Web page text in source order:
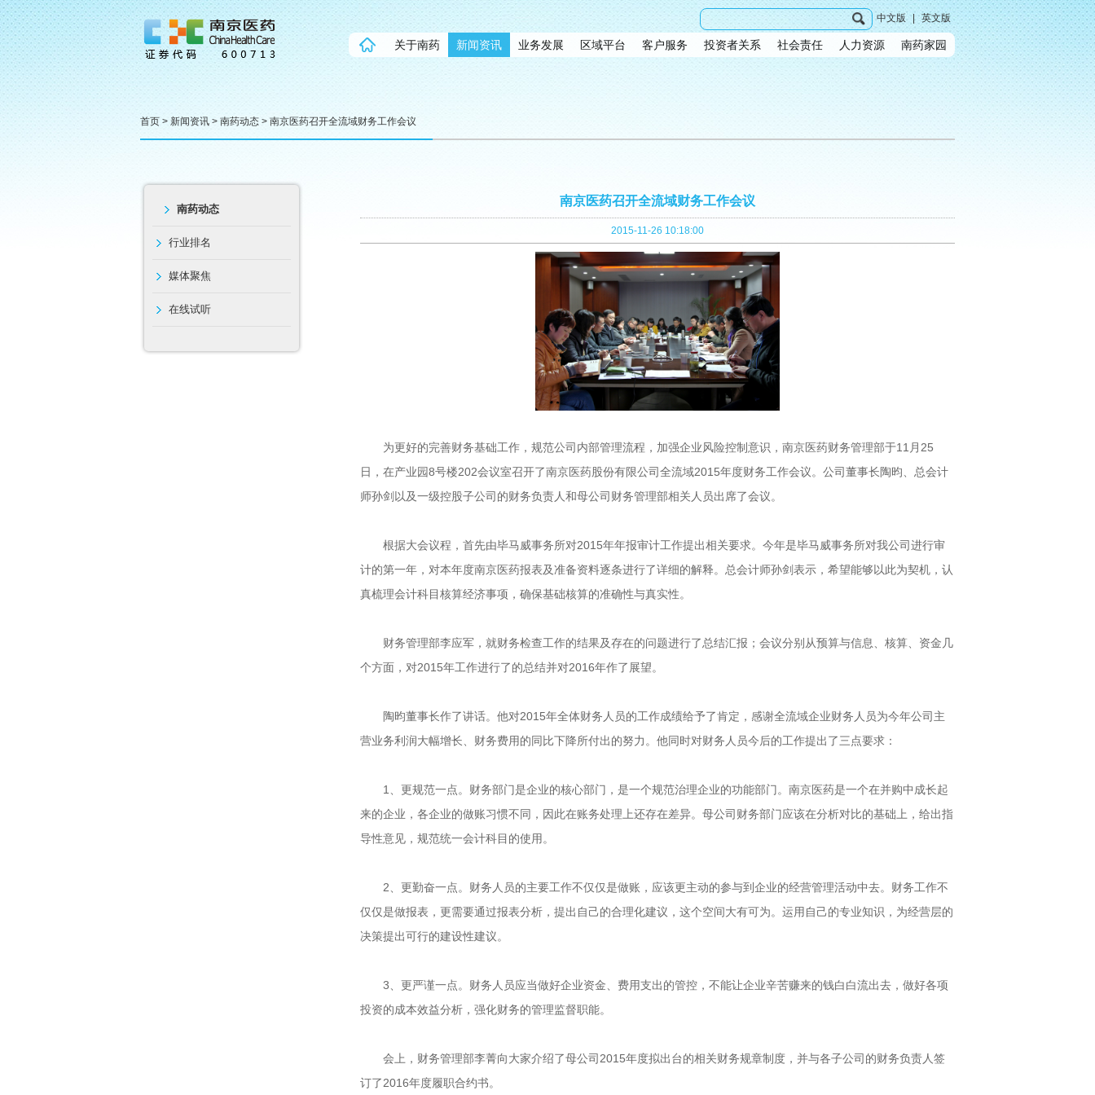
中文版 | 英文版
关于南药 新闻资讯 业务发展 区域平台 客户服务 投资者关系 社会责任 人力资源 南药家园
首页 > 新闻资讯 > 南药动态 > 南京医药召开全流域财务工作会议
南药动态
行业排名
媒体聚焦
在线试听
南京医药召开全流域财务工作会议
2015-11-26 10:18:00
为更好的完善财务基础工作，规范公司内部管理流程，加强企业风险控制意识，南京医药财务管理部于11月25
日，在产业园8号楼202会议室召开了南京医药股份有限公司全流域2015年度财务工作会议。公司董事长陶昀、总会计
师孙剑以及一级控股子公司的财务负责人和母公司财务管理部相关人员出席了会议。
根据大会议程，首先由毕马威事务所对2015年年报审计工作提出相关要求。今年是毕马威事务所对我公司进行审
计的第一年，对本年度南京医药报表及准备资料逐条进行了详细的解释。总会计师孙剑表示，希望能够以此为契机，认
真梳理会计科目核算经济事项，确保基础核算的准确性与真实性。
财务管理部李应军，就财务检查工作的结果及存在的问题进行了总结汇报；会议分别从预算与信息、核算、资金几
个方面，对2015年工作进行了的总结并对2016年作了展望。
陶昀董事长作了讲话。他对2015年全体财务人员的工作成绩给予了肯定，感谢全流域企业财务人员为今年公司主
营业务利润大幅增长、财务费用的同比下降所付出的努力。他同时对财务人员今后的工作提出了三点要求：
1、更规范一点。财务部门是企业的核心部门，是一个规范治理企业的功能部门。南京医药是一个在并购中成长起
来的企业，各企业的做账习惯不同，因此在账务处理上还存在差异。母公司财务部门应该在分析对比的基础上，给出指
导性意见，规范统一会计科目的使用。
2、更勤奋一点。财务人员的主要工作不仅仅是做账，应该更主动的参与到企业的经营管理活动中去。财务工作不
仅仅是做报表，更需要通过报表分析，提出自己的合理化建议，这个空间大有可为。运用自己的专业知识，为经营层的
决策提出可行的建设性建议。
3、更严谨一点。财务人员应当做好企业资金、费用支出的管控，不能让企业辛苦赚来的钱白白流出去，做好各项
投资的成本效益分析，强化财务的管理监督职能。
会上，财务管理部李菁向大家介绍了母公司2015年度拟出台的相关财务规章制度，并与各子公司的财务负责人签
订了2016年度履职合约书。